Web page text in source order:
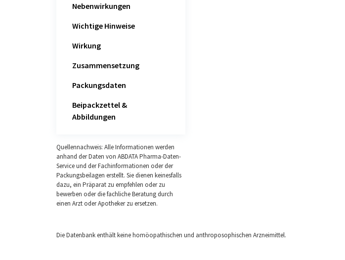
Nebenwirkungen
Wichtige Hinweise
Wirkung
Zusammensetzung
Packungsdaten
Beipackzettel &
Abbildungen
Quellennachweis: Alle Informationen werden
anhand der Daten von ABDATA Pharma-Daten-
Service und der Fachinformationen oder der
Packungsbeilagen erstellt. Sie dienen keinesfalls
dazu, ein Präparat zu empfehlen oder zu
bewerben oder die fachliche Beratung durch
einen Arzt oder Apotheker zu ersetzen.
Die Datenbank enthält keine homöopathischen und anthroposophischen Arzneimittel.